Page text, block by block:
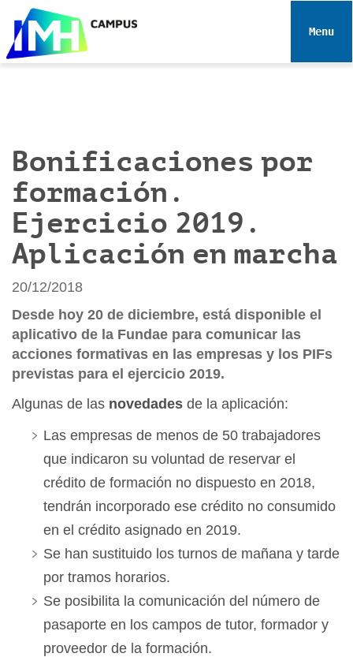
e
Toggle
Bonificaciones por
formación.
Ejercicio 2019.
Aplicación en marcha
20/12/2018
Desde hoy 20 de diciembre, está disponible el
aplicativo de la Fundae para comunicar las
acciones formativas en las empresas y los PIFs
previstas para el ejercicio 2019.
Algunas de las novedades de la aplicación:
Las empresas de menos de 50 trabajadores
que indicaron su voluntad de reservar el
crédito de formación no dispuesto en 2018,
tendrán incorporado ese crédito no consumido
en el crédito asignado en 2019.
Se han sustituido los turnos de mañana y tarde
por tramos horarios.
Se posibilita la comunicación del número de
pasaporte en los campos de tutor, formador y
proveedor de la formación.